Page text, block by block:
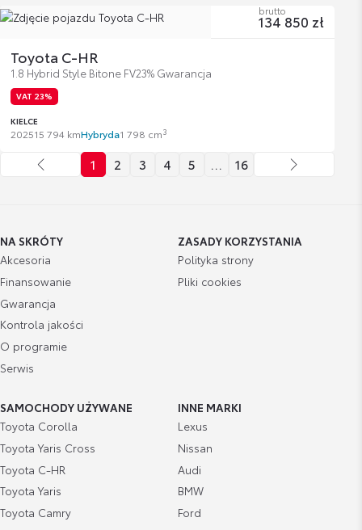
Toyota C-HR
1.8 Hybrid Style Bitone FV23% Gwarancja
VAT 23%
KIELCE
202515 794 kmHybryda1 798 cm3
brutto
134 850 zł
1 2 3 4 5 … 16
NA SKRÓTY
Akcesoria
Finansowanie
Gwarancja
Kontrola jakości
O programie
Serwis
ZASADY KORZYSTANIA
Polityka strony
Pliki cookies
SAMOCHODY UŻYWANE
Toyota Corolla
Toyota Yaris Cross
Toyota C-HR
Toyota Yaris
Toyota Camry
INNE MARKI
Lexus
Nissan
Audi
BMW
Ford